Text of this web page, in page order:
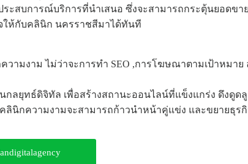
ะสบการณ์บริการที่นำเสนอ ซึ่งจะสามารถกระตุ้นยอดขา
ให้กับคลินิก นครราชสีมาได้ทันที
ามงาม ไม่ว่าจะการทำ SEO ,การโฆษณาตามเป้าหมาย
กลยุทธ์ดิจิทัล เพื่อสร้างสถานะออนไลน์ที่แข็งแกร่ง ดึงดูด
นิกความงามจะสามารถก้าวนำหน้าคู่แข่ง และขยายธุร